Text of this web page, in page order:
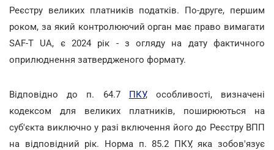
Реєстру великих платників податків. По-друге, першим
роком, за який контролюючий орган має право вимагати
SAF-T UA, є 2024 рік - з огляду на дату фактичного
оприлюднення затвердженого формату.
Відповідно до п. 64.7 ПКУ, особливості, визначені
кодексом для великих платників, поширюються на
суб'єкта виключно у разі включення його до Реєстру ВПП
на відповідний рік. Норма п. 85.2 ПКУ, яка зобов'язує